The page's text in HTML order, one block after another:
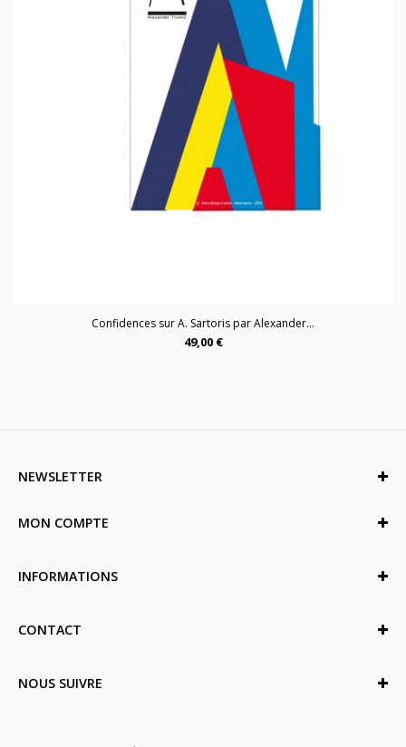
Confidences sur A. Sartoris par Alexander...
49,00 €
NEWSLETTER
MON COMPTE
INFORMATIONS
CONTACT
NOUS SUIVRE